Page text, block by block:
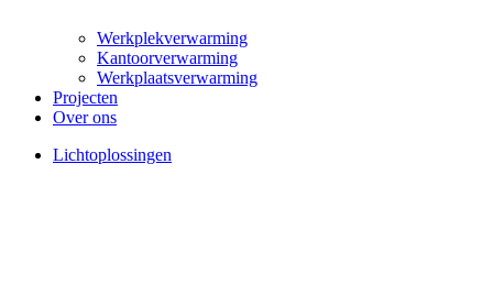
Werkplekverwarming
Kantoorverwarming
Werkplaatsverwarming
Projecten
Over ons
Lichtoplossingen